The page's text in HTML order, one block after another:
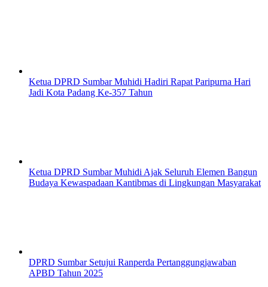
Ketua DPRD Sumbar Muhidi Hadiri Rapat Paripurna Hari
Jadi Kota Padang Ke-357 Tahun
Ketua DPRD Sumbar Muhidi Ajak Seluruh Elemen Bangun
Budaya Kewaspadaan Kantibmas di Lingkungan Masyarakat
DPRD Sumbar Setujui Ranperda Pertanggungjawaban
APBD Tahun 2025